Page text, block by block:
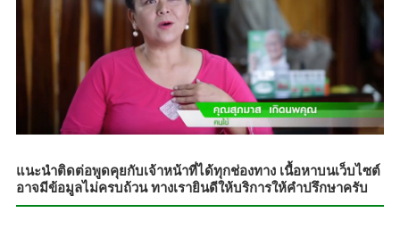
แนะนำติดต่อพูดคุยกับเจ้าหน้าที่ได้ทุกช่องทาง เนื้อหาบนเว็บไซต์
อาจมีข้อมูลไม่ครบถ้วน ทางเรายินดีให้บริการให้คำปรึกษาครับ